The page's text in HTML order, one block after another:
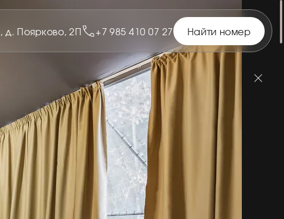
Поярково, 2П +7 985 410 07 27 Найти номер